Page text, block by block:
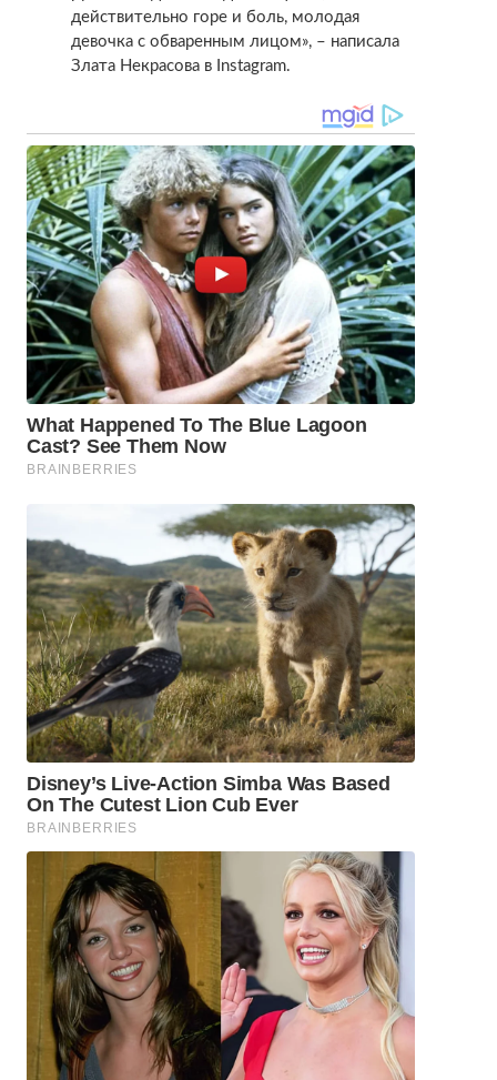
действительно горе и боль, молодая
девочка с обваренным лицом», – написала
Злата Некрасова в Instagram.